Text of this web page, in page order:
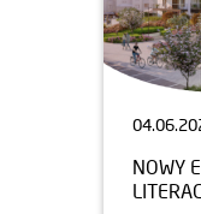
NOWY